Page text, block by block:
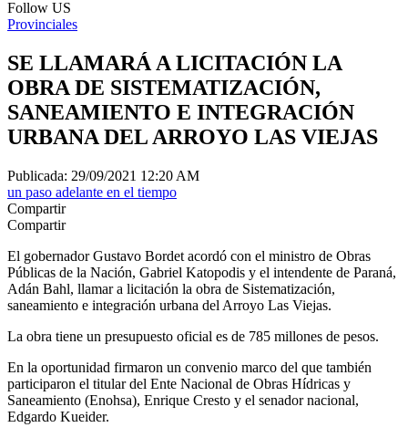
Follow US
Provinciales
SE LLAMARÁ A LICITACIÓN LA
OBRA DE SISTEMATIZACIÓN,
SANEAMIENTO E INTEGRACIÓN
URBANA DEL ARROYO LAS VIEJAS
Publicada: 29/09/2021 12:20 AM
un paso adelante en el tiempo
Compartir
Compartir
El gobernador Gustavo Bordet acordó con el ministro de Obras
Públicas de la Nación, Gabriel Katopodis y el intendente de Paraná,
Adán Bahl, llamar a licitación la obra de Sistematización,
saneamiento e integración urbana del Arroyo Las Viejas.
La obra tiene un presupuesto oficial es de 785 millones de pesos.
En la oportunidad firmaron un convenio marco del que también
participaron el titular del Ente Nacional de Obras Hídricas y
Saneamiento (Enohsa), Enrique Cresto y el senador nacional,
Edgardo Kueider.